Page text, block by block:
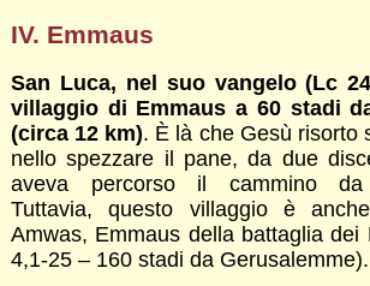
IV. Emmaus
San Luca, nel suo vangelo (Lc
villaggio di Emmaus a 60 stadi
(circa 12 km). È là che Gesù risorto
nello spezzare il pane, da due
aveva percorso il cammino da
Tuttavia, questo villaggio è
Amwas, Emmaus della battaglia dei
4,1-25 – 160 stadi da Gerusalemme).